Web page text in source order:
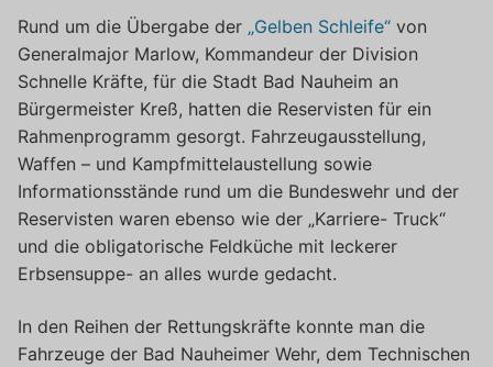
Rund um die Übergabe der „Gelben Schleife“ von
Generalmajor Marlow, Kommandeur der Division
Schnelle Kräfte, für die Stadt Bad Nauheim an
Bürgermeister Kreß, hatten die Reservisten für ein
Rahmenprogramm gesorgt. Fahrzeugausstellung,
Waffen – und Kampfmittelaustellung sowie
Informationsstände rund um die Bundeswehr und der
Reservisten waren ebenso wie der „Karriere- Truck“
und die obligatorische Feldküche mit leckerer
Erbsensuppe- an alles wurde gedacht.
In den Reihen der Rettungskräfte konnte man die
Fahrzeuge der Bad Nauheimer Wehr, dem Technischen